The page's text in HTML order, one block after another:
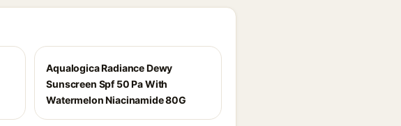
Aqualogica Radiance Dewy
Sunscreen Spf 50 Pa With
Watermelon Niacinamide 80G